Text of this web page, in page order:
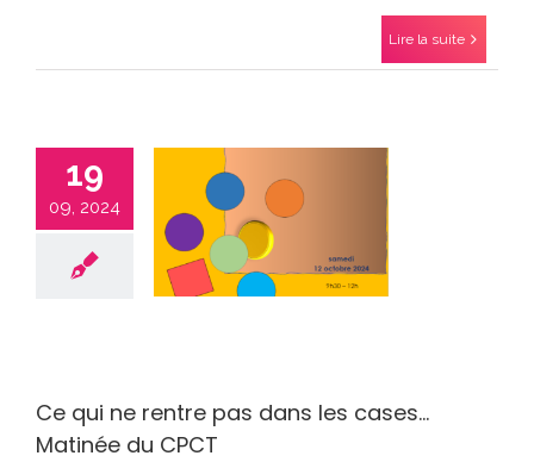
Lire la suite
19
09, 2024
NE RENTRE PAS
LES CASES…
Ce qui ne rentre pas dans les cases…
Matinée du CPCT